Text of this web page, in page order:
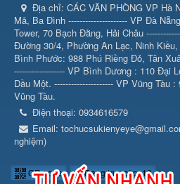
Địa chỉ: CÁC VĂN PHÒNG VP Hà
Mã, Ba Đình --------------------- VP Đà
Tower, 70 Bạch Đằng, Hải Châu
Đường 30/4, Phường An Lạc, Ninh Kiều,
Bình Phước: 988 Phú Riềng Đỏ, Tân
------------------ VP Bình Dương : 110 Đại
Dầu Một. --------------------- VP Vũng Tàu
Vũng Tàu.
Điện thoại: 0934616579
Email:
nghiệm)
QR-code Đang truy cập: 19